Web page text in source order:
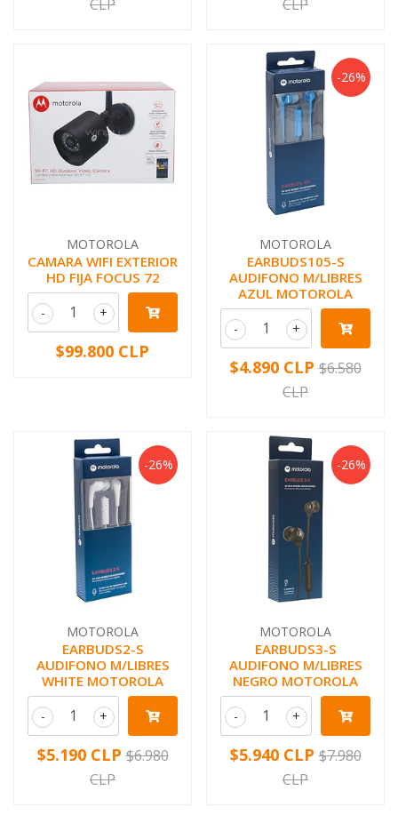
CLP CLP
MOTOROLA
CAMARA WIFI EXTERIOR
HD FIJA FOCUS 72
+
-
$99.800 CLP
-26%
MOTOROLA
EARBUDS105-S
AUDIFONO M/LIBRES
AZUL MOTOROLA
+
-
$4.890 CLP $6.580
CLP
-26%
MOTOROLA
EARBUDS2-S
AUDIFONO M/LIBRES
WHITE MOTOROLA
+
-
$5.190 CLP $6.980
CLP
-26%
MOTOROLA
EARBUDS3-S
AUDIFONO M/LIBRES
NEGRO MOTOROLA
+
-
$5.940 CLP $7.980
CLP